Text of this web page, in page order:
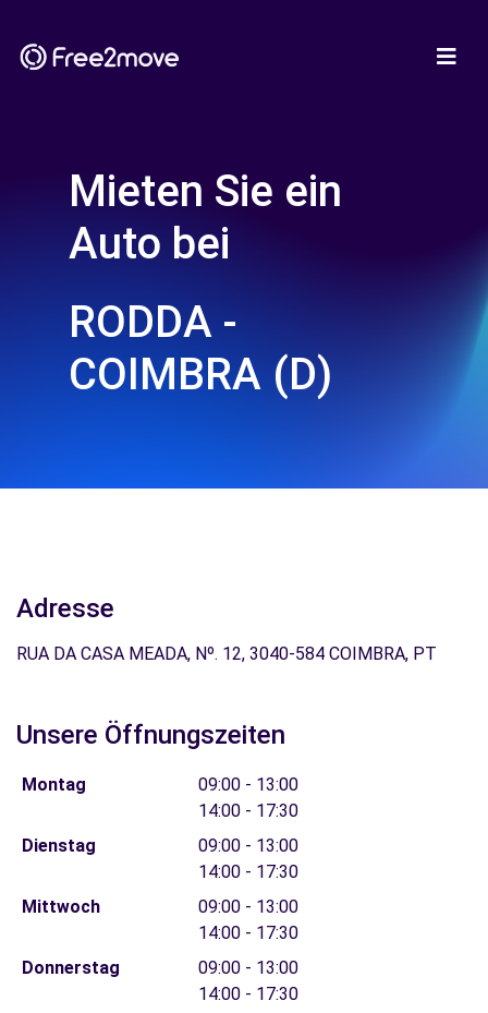
Mieten Sie ein
Auto bei
RODDA -
COIMBRA (D)
Adresse
RUA DA CASA MEADA, Nº. 12, 3040-584 COIMBRA, PT
Unsere Öffnungszeiten
Montag
09:00 - 13:00
14:00 - 17:30
Dienstag
09:00 - 13:00
14:00 - 17:30
Mittwoch
09:00 - 13:00
14:00 - 17:30
Donnerstag
09:00 - 13:00
14:00 - 17:30